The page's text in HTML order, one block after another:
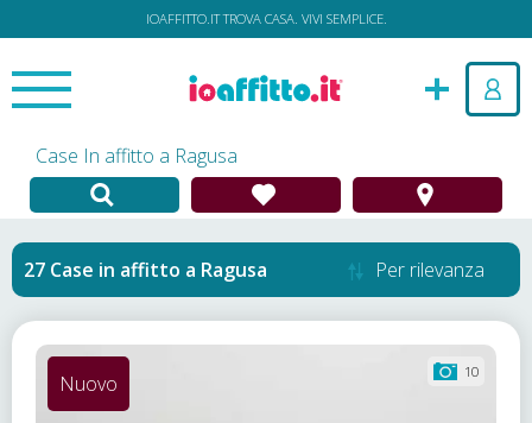
IOAFFITTO.IT TROVA CASA. VIVI SEMPLICE.
Case In affitto a Ragusa
Case in affitto a Ragusa Per rilevanza
10
Nuovo